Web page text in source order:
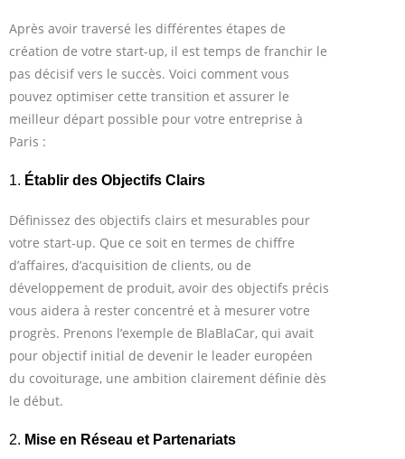
Après avoir traversé les différentes étapes de
création de votre start-up, il est temps de franchir le
pas décisif vers le succès. Voici comment vous
pouvez optimiser cette transition et assurer le
meilleur départ possible pour votre entreprise à
Paris :
1. Établir des Objectifs Clairs
Définissez des objectifs clairs et mesurables pour
votre start-up. Que ce soit en termes de chiffre
d’affaires, d’acquisition de clients, ou de
développement de produit, avoir des objectifs précis
vous aidera à rester concentré et à mesurer votre
progrès. Prenons l’exemple de BlaBlaCar, qui avait
pour objectif initial de devenir le leader européen
du covoiturage, une ambition clairement définie dès
le début.
2. Mise en Réseau et Partenariats